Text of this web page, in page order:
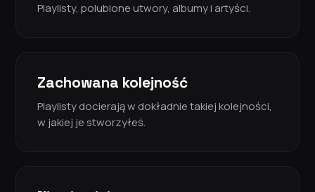
Playlisty, polubione utwory, albumy i artyści.
Zachowana kolejność
Playlisty docierają w dokładnie takiej kolejności,
w jakiej je stworzyłeś.